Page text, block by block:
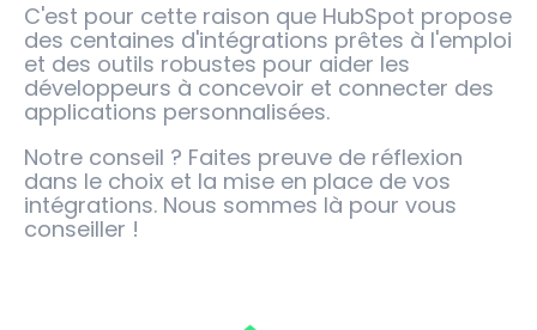
C'est pour cette raison que HubSpot propose
des centaines d'intégrations prêtes à l'emploi
et des outils robustes pour aider les
développeurs à concevoir et connecter des
applications personnalisées.
Notre conseil ? Faites preuve de réflexion
dans le choix et la mise en place de vos
intégrations. Nous sommes là pour vous
conseiller !